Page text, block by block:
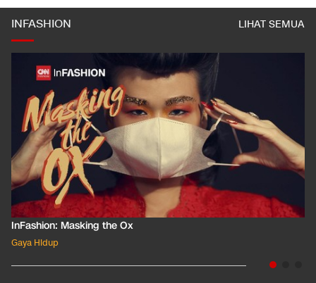
INFASHION LIHAT SEMUA
InFashion: Masking the Ox
Gaya Hidup